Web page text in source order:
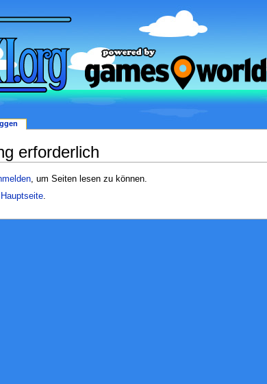
erforderlich
, um Seiten lesen zu können.
Hauptseite.